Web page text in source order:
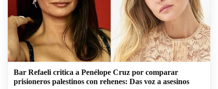
Bar Refaeli critica a Penélope Cruz por comparar
prisioneros palestinos con rehenes: Das voz a asesinos